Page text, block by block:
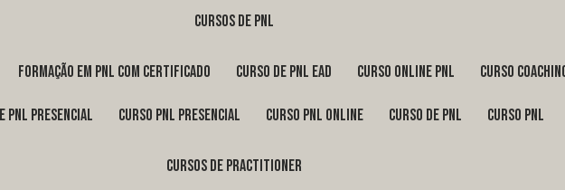
cursos de pnl
formação em pnl com certificado curso de pnl ead curso online pnl curso
pnl presencial curso pnl presencial curso pnl online curso de pnl curso pnl
cursos de practitioner